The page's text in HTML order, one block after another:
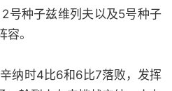
号种子兹维列夫以及5号种子
。
纳时4比6和6比7落败，发挥